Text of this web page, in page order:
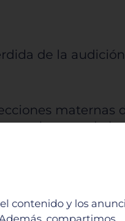
de la
maternas
durante el
por defectos
contenido y los